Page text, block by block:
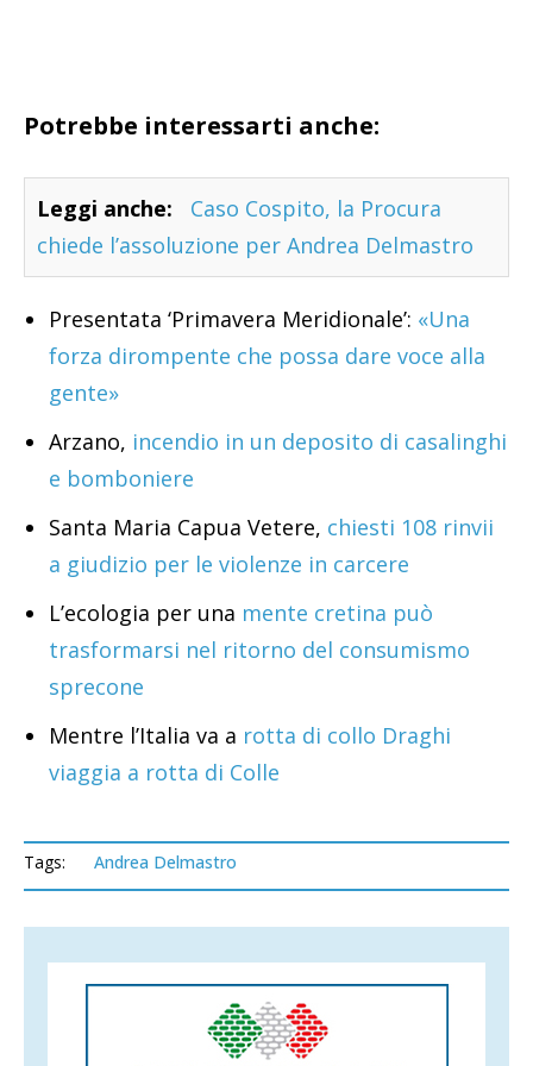
Potrebbe interessarti anche:
Leggi anche:
Caso Cospito, la Procura
chiede l’assoluzione per Andrea Delmastro
Presentata ‘Primavera Meridionale’: «Una
forza dirompente che possa dare voce alla
gente»
Arzano, incendio in un deposito di casalinghi
e bomboniere
Santa Maria Capua Vetere, chiesti 108 rinvii
a giudizio per le violenze in carcere
L’ecologia per una mente cretina può
trasformarsi nel ritorno del consumismo
sprecone
Mentre l’Italia va a rotta di collo Draghi
viaggia a rotta di Colle
Tags: Andrea Delmastro